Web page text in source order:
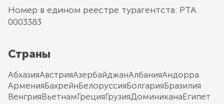
Номер в едином реестре турагентств: РТА
0003383
Страны
АбхазияАвстрияАзербайджанАлбанияАндорра
АрменияБахрейнБелоруссияБолгарияБразилия
ВенгрияВьетнамГрецияГрузияДоминиканаЕгипет